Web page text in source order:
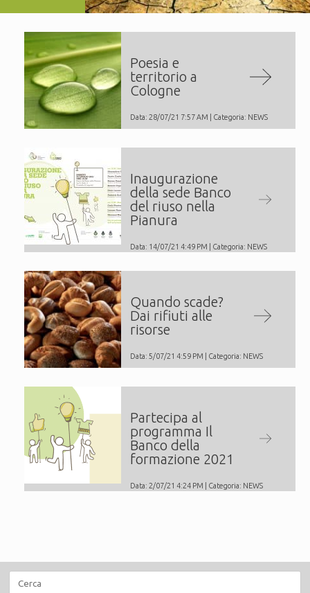
Poesia e
territorio a
Cologne
Data: 28/07/21 7:57 AM | Categoria: NEWS
Inaugurazione
della sede Banco
del riuso nella
Pianura
Data: 14/07/21 4:49 PM | Categoria: NEWS
Quando scade?
Dai rifiuti alle
risorse
Data: 5/07/21 4:59 PM | Categoria: NEWS
Partecipa al
programma Il
Banco della
formazione 2021
Data: 2/07/21 4:24 PM | Categoria: NEWS